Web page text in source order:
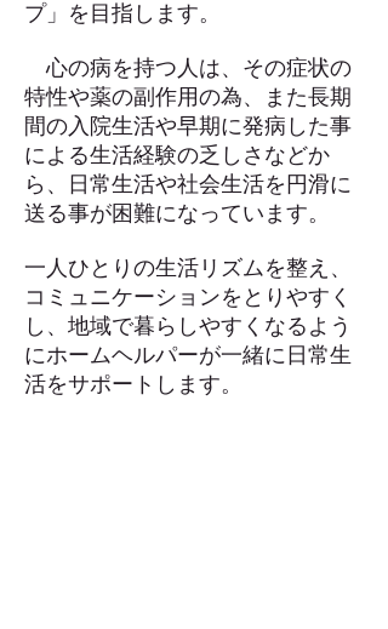
プ」を目指します。
心の病を持つ人は、その症状の
特性や薬の副作用の為、また長期
間の入院生活や早期に発病した事
による生活経験の乏しさなどか
ら、日常生活や社会生活を円滑に
送る事が困難になっています。
一人ひとりの生活リズムを整え、
コミュニケーションをとりやすく
し、地域で暮らしやすくなるよう
にホームヘルパーが一緒に日常生
活をサポートします。